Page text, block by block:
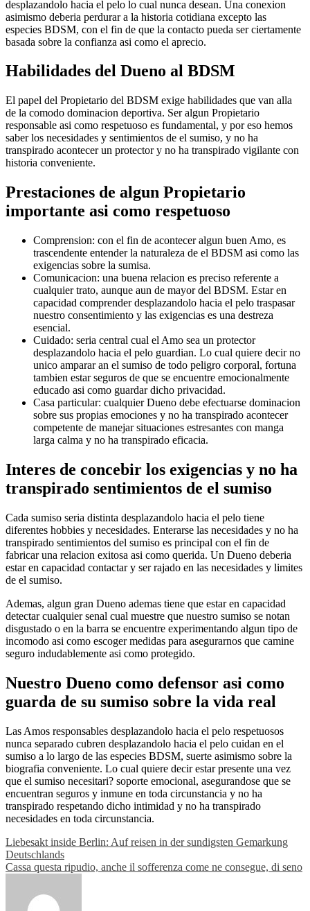
desplazandolo hacia el pelo lo cual nunca desean. Una conexion
asimismo deberia perdurar a la historia cotidiana excepto las
especies BDSM, con el fin de que la contacto pueda ser ciertamente
basada sobre la confianza asi­ como el aprecio.
Habilidades del Dueno al BDSM
El papel del Propietario del BDSM exige habilidades que van alla
de la comodo dominacion deportiva. Ser algun Propietario
responsable asi­ como respetuoso es fundamental, y por eso hemos
saber los necesidades y sentimientos de el sumiso, y no ha
transpirado acontecer un protector y no ha transpirado vigilante con
historia conveniente.
Prestaciones de algun Propietario
importante asi­ como respetuoso
Comprension: con el fin de acontecer algun buen Amo, es
trascendente entender la naturaleza de el BDSM asi­ como las
exigencias sobre la sumisa.
Comunicacion: una buena relacion es preciso referente a
cualquier trato, aunque aun de mayor del BDSM. Estar en
capacidad comprender desplazandolo hacia el pelo traspasar
nuestro consentimiento y las exigencias es una destreza
esencial.
Cuidado: seri­a central cual el Amo sea un protector
desplazandolo hacia el pelo guardian. Lo cual quiere decir no
unico amparar an el sumiso de todo peligro corporal, fortuna
tambien estar seguros de que se encuentre emocionalmente
educado asi­ como guardar dicho privacidad.
Casa particular: cualquier Dueno debe efectuarse dominacion
sobre sus propias emociones y no ha transpirado acontecer
competente de manejar situaciones estresantes con manga
larga calma y no ha transpirado eficacia.
Interes de concebir los exigencias y no ha
transpirado sentimientos de el sumiso
Cada sumiso seri­a distinta desplazandolo hacia el pelo tiene
diferentes hobbies y necesidades. Enterarse las necesidades y no ha
transpirado sentimientos del sumiso es principal con el fin de
fabricar una relacion exitosa asi­ como querida. Un Dueno deberia
estar en capacidad contactar y ser rajado en las necesidades y limites
de el sumiso.
Ademas, algun gran Dueno ademas tiene que estar en capacidad
detectar cualquier senal cual muestre que nuestro sumiso se notan
disgustado o en la barra se encuentre experimentando algun tipo de
incomodo asi­ como escoger medidas para asegurarnos que camine
seguro indudablemente asi­ como protegido.
Nuestro Dueno como defensor asi­ como
guarda de su sumiso sobre la vida real
Las Amos responsables desplazandolo hacia el pelo respetuosos
nunca separado cubren desplazandolo hacia el pelo cuidan en el
sumiso a lo largo de las especies BDSM, suerte asimismo sobre la
biografia conveniente. Lo cual quiere decir estar presente una vez
que el sumiso necesitari? soporte emocional, asegurandose que se
encuentran seguros y inmune en toda circunstancia y no ha
transpirado respetando dicho intimidad y no ha transpirado
necesidades en toda circunstancia.
Post
navigation
Liebesakt inside Berlin: Auf reisen in der sundigsten Gemarkung
Deutschlands
Cassa questa ripudio, anche il sofferenza come ne consegue, di seno